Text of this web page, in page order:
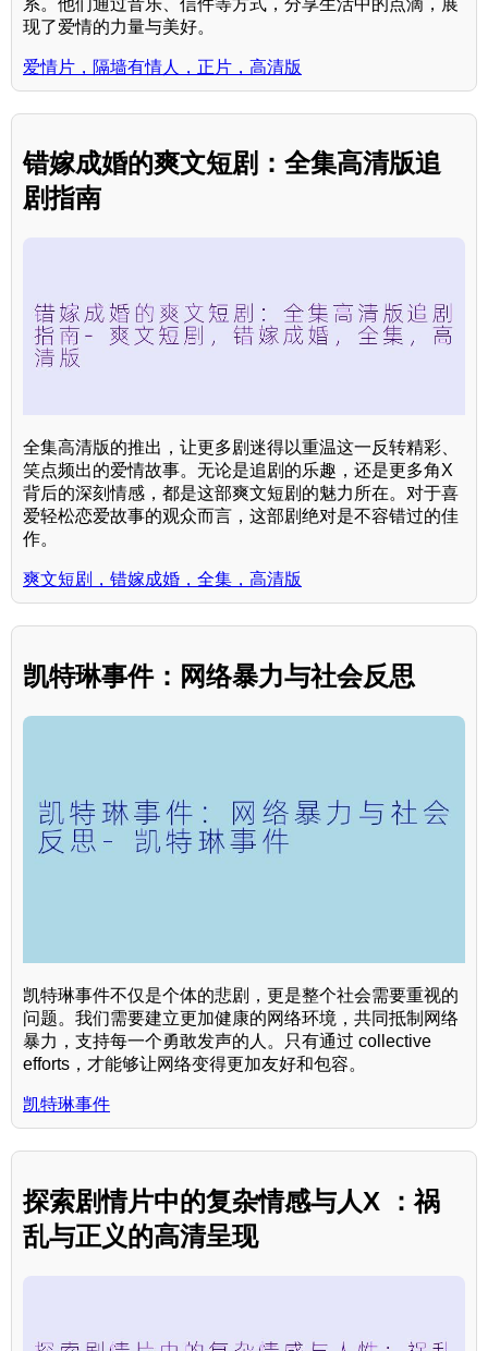
现了爱情的力量与美好。
爱情片，隔墙有情人，正片，高清版
错嫁成婚的爽文短剧：全集高清版追
剧指南
全集高清版的推出，让更多剧迷得以重温这一反转精彩、
笑点频出的爱情故事。无论是追剧的乐趣，还是更多角X
背后的深刻情感，都是这部爽文短剧的魅力所在。对于喜
爱轻松恋爱故事的观众而言，这部剧绝对是不容错过的佳
作。
爽文短剧，错嫁成婚，全集，高清版
凯特琳事件：网络暴力与社会反思
凯特琳事件不仅是个体的悲剧，更是整个社会需要重视的
问题。我们需要建立更加健康的网络环境，共同抵制网络
暴力，支持每一个勇敢发声的人。只有通过 collective
efforts，才能够让网络变得更加友好和包容。
凯特琳事件
探索剧情片中的复杂情感与人X ：祸
乱与正义的高清呈现